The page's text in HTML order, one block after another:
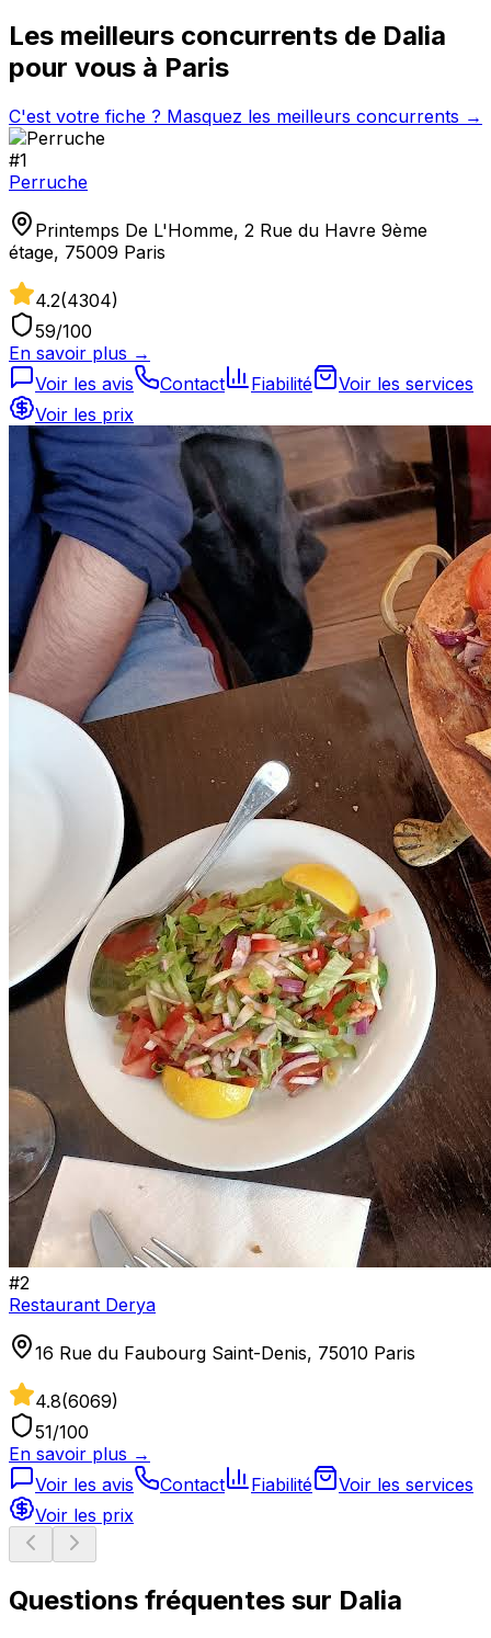
Les meilleurs concurrents de Dalia
pour vous à Paris
C'est votre fiche ? Masquez les meilleurs concurrents →
#1
Perruche
Printemps De L'Homme, 2 Rue du Havre 9ème
étage, 75009 Paris
4.2(4304)
59/100
En savoir plus →
Voir les avis
Contact Fiabilité
Voir les services
Voir les prix
#2
Restaurant Derya
16 Rue du Faubourg Saint-Denis, 75010 Paris
4.8(6069)
51/100
En savoir plus →
Voir les avis
Contact Fiabilité
Voir les services
Voir les prix
Questions fréquentes sur Dalia